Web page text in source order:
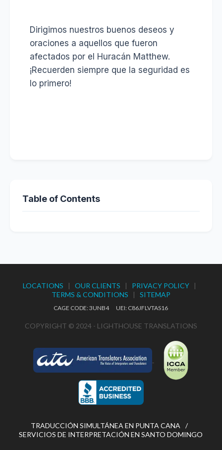
Dirigimos nuestros buenos deseos y
oraciones a aquellos que fueron
afectados por el Huracán Matthew.
¡Recuerden siempre que la seguridad es
lo primero!
Table of Contents
LOCATIONS | OUR CLIENTS | PRIVACY POLICY|
TERMS & CONDITIONS | SITEMAP
CAGE CODE: 3UNB4 UEI: C86JFLVTAS16
COPYRIGHT © 2024 - LIGHTHOUSE TRANSLATIONS
TRADUCCIÓN SIMULTÁNEA EN PUNTA CANA
SERVICIOS DE INTERPRETACIÓN EN SANTO DOMINGO